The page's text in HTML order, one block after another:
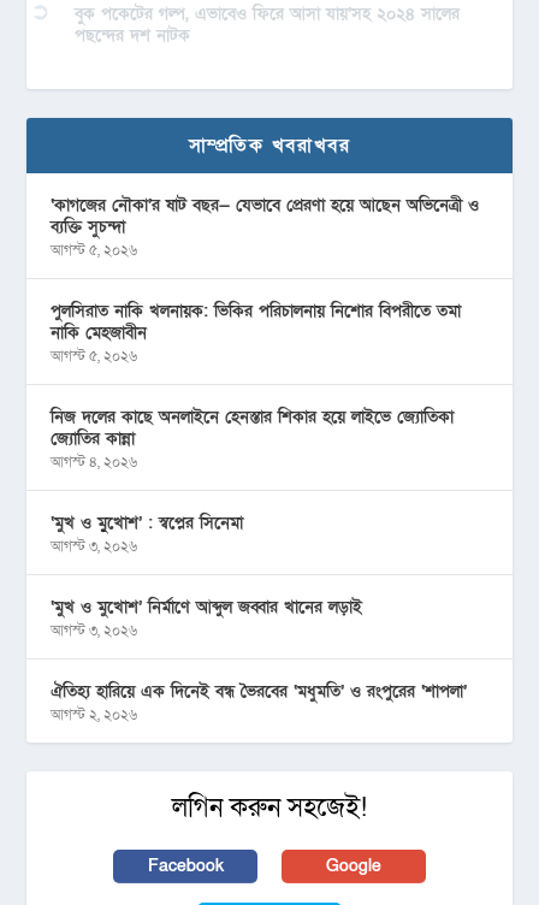
বুক পকেটের গল্প, এভাবেও ফিরে আসা যায়’সহ ২০২৪ সালের
পছন্দের দশ নাটক
সাম্প্রতিক খবরাখবর
‘কাগজের নৌকা’র ষাট বছর— যেভাবে প্রেরণা হয়ে আছেন অভিনেত্রী ও
ব্যক্তি সুচন্দা
আগস্ট ৫, ২০২৬
পুলসিরাত নাকি খলনায়ক: ভিকির পরিচালনায় নিশোর বিপরীতে তমা
নাকি মেহজাবীন
আগস্ট ৫, ২০২৬
নিজ দলের কাছে অনলাইনে হেনস্তার শিকার হয়ে লাইভে জ্যোতিকা
জ্যোতির কান্না
আগস্ট ৪, ২০২৬
‘মুখ ও মু্খোশ’ : স্বপ্নের সিনেমা
আগস্ট ৩, ২০২৬
‘মুখ ও মুখোশ’ নির্মাণে আব্দুল জব্বার খানের লড়াই
আগস্ট ৩, ২০২৬
ঐতিহ্য হারিয়ে এক দিনেই বন্ধ ভৈরবের ‘মধুমতি’ ও রংপুরের ‘শাপলা’
আগস্ট ২, ২০২৬
লগিন করুন সহজেই!
Facebook Google